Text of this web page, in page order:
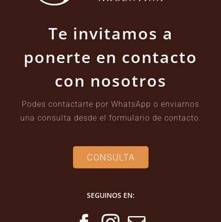
Te invitamos a
ponerte en contacto
con nosotros
Podes contactarte por WhatsApp o enviarnos
una consulta desde el formulario de contacto.
CONSULTA
SEGUINOS EN: